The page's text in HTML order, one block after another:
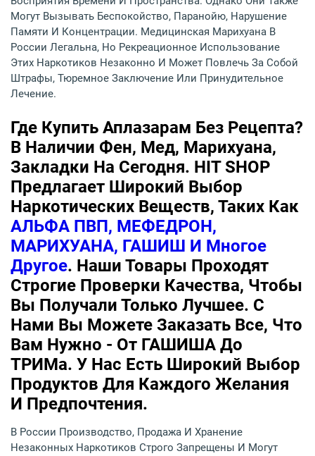
Могут Вызывать Беспокойство, Паранойю, Нарушение
Памяти И Концентрации. Медицинская Марихуана В
России Легальна, Но Рекреационное Использование
Этих Наркотиков Незаконно И Может Повлечь За Собой
Штрафы, Тюремное Заключение Или Принудительное
Лечение.
Где Купить Аплазарам Без Рецепта?
В Наличии Фен, Мед, Марихуана,
Закладки На Сегодня. HIT SHOP
Предлагает Широкий Выбор
Наркотических Веществ, Таких Как
АЛЬФА ПВП, МЕФЕДРОН,
МАРИХУАНА, ГАШИШ И Многое
Другое. Наши Товары Проходят
Строгие Проверки Качества, Чтобы
Вы Получали Только Лучшее. С
Нами Вы Можете Заказать Все, Что
Вам Нужно - От ГАШИША До
ТРИМа. У Нас Есть Широкий Выбор
Продуктов Для Каждого Желания
И Предпочтения.
В России Производство, Продажа И Хранение
Незаконных Наркотиков Строго Запрещены И Могут